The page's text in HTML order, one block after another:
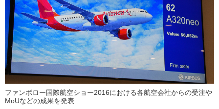
ファンボロー国際航空ショー2016における各航空会社からの受注や
MoUなどの成果を発表